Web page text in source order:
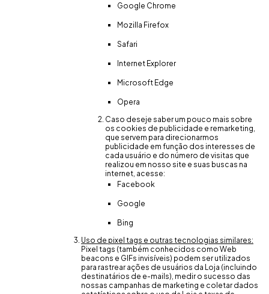
Google Chrome
Mozilla Firefox
Safari
Internet Explorer
Microsoft Edge
Opera
Caso deseje saber um pouco mais sobre
os cookies de publicidade e remarketing,
que servem para direcionarmos
publicidade em função dos interesses de
cada usuário e do número de visitas que
realizou em nosso site e suas buscas na
internet, acesse:
Facebook
Google
Bing
Uso de pixel tags e outras tecnologias similares:
Pixel tags (também conhecidos como Web
beacons e GIFs invisíveis) podem ser utilizados
para rastrear ações de usuários da Loja (incluindo
destinatários de e-mails), medir o sucesso das
nossas campanhas de marketing e coletar dados